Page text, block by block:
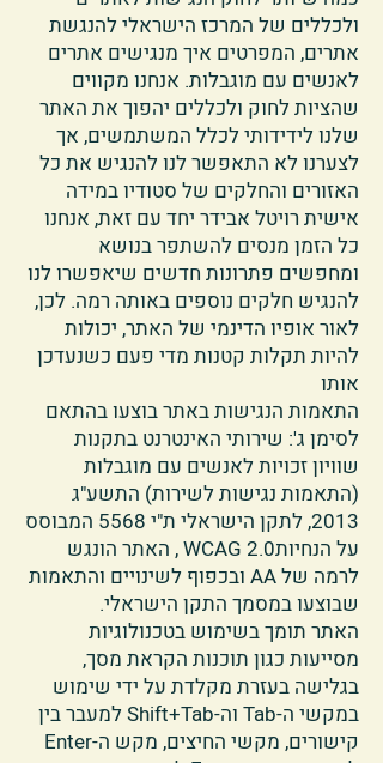
ולכללים של המרכז הישראלי להנגשת
אתרים, המפרטים איך מנגישים אתרים
לאנשים עם מוגבלות. אנחנו מקווים
שהציות לחוק ולכללים יהפוך את האתר
שלנו לידידותי לכלל המשתמשים, אך
לצערנו לא התאפשר לנו להנגיש את כל
האזורים והחלקים של סטודיו במידה
אישית רויטל אבידר יחד עם זאת, אנחנו
כל הזמן מנסים להשתפר בנושא
ומחפשים פתרונות חדשים שיאפשרו לנו
להנגיש חלקים נוספים באותה רמה. לכן,
לאור אופיו הדינמי של האתר, יכולות
להיות תקלות קטנות מדי פעם כשנעדכן
אותו
התאמות הנגישות באתר בוצעו בהתאם
לסימן ג': שירותי האינטרנט בתקנות
שוויון זכויות לאנשים עם מוגבלות
(התאמות נגישות לשירות) התשע"ג
2013, לתקן הישראלי ת"י 5568 המבוסס
על הנחיותWCAG 2.0 , האתר הונגש
לרמה של AA ובכפוף לשינויים והתאמות
שבוצעו במסמך התקן הישראלי.
האתר תומך בשימוש בטכנולוגיות
מסייעות כגון תוכנות הקראת מסך,
בגלישה בעזרת מקלדת על ידי שימוש
במקשי ה-Tab וה-Shift+Tab למעבר בין
קישורים, מקשי החיצים, מקש ה-Enter